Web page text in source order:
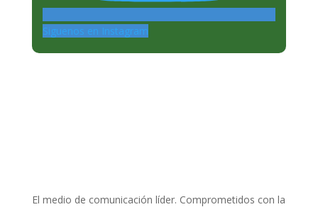
Siguenos en Instagram
El medio de comunicación líder. Comprometidos con la